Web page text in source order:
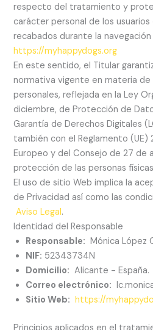
respecto del tratamiento y
carácter personal de los
recabados durante la
https://myhappydogs.org
En este sentido, el Titular
normativa vigente en materia
personales, reflejada en la Ley
diciembre, de Protección de
Garantía de Derechos Digitales
también con el Reglamento (UE)
Europeo y del Consejo de 27 de
protección de las personas físicas
El uso de sitio Web implica la
de Privacidad así como las
Aviso Legal.
Identidad del Responsable
Responsable: Mónica López
NIF: 52343734N
Domicilio: Alicante - España.
Correo electrónico:
Sitio Web: https://